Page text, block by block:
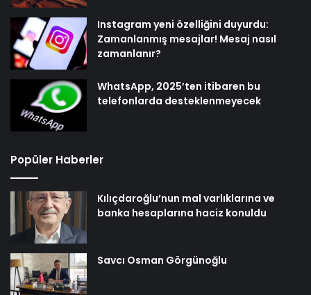
Instagram yeni özelliğini duyurdu:
Zamanlanmış mesajlar! Mesaj nasıl
zamanlanır?
WhatsApp, 2025’ten itibaren bu
telefonlarda desteklenmeyecek
Popüler Haberler
Kılıçdaroğlu’nun mal varlıklarına ve
banka hesaplarına haciz konuldu
Savcı Osman Görgünoğlu